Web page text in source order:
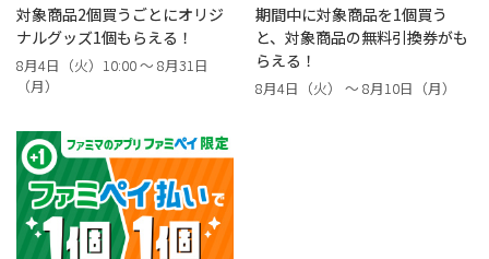
対象商品2個買うごとにオリジ
ナルグッズ1個もらえる！
8月4日（火）10:00 ～ 8月31日
（月）
期間中に対象商品を1個買う
と、対象商品の無料引換券がも
らえる！
8月4日（火） ～ 8月10日（月）